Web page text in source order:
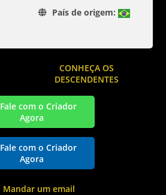
País de origem:
CONHEÇA OS
DESCENDENTES
Fale com o Criador
Agora
Fale com o Criador
Agora
Mandar um email